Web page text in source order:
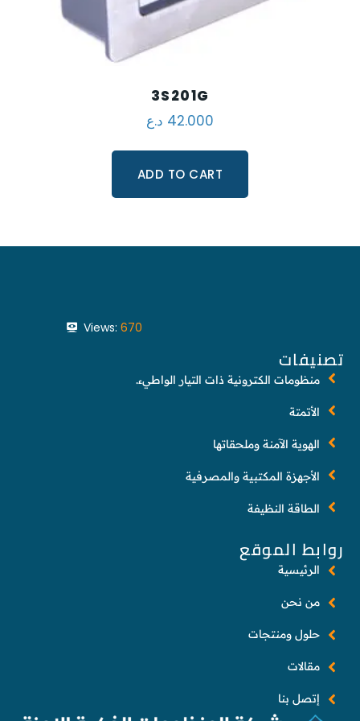
3S201G
42.000 د.ع
ADD TO CART
روابط الموقع
الرئيسية
من نحن
حلول ومنتجات
مقالات
إتصل بنا
Views: 670
تصنيفات
منظومات الكترونية ذات التيار الواطيء.
الأتمتة
الهوية الآمنة وملحقاتها
الأجهزة المكتبية والمصرفية
الطاقة النظيفة